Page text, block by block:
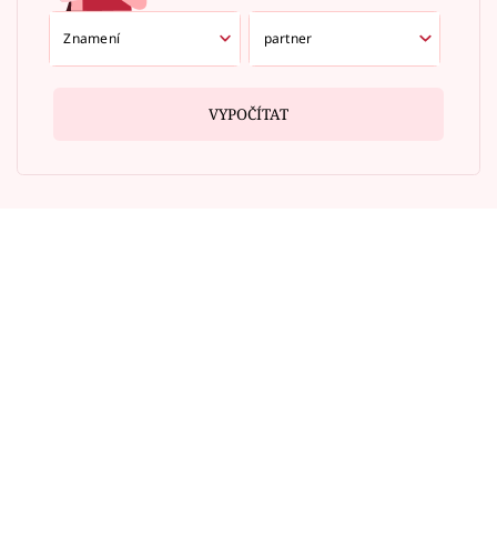
VYPOČÍTAT